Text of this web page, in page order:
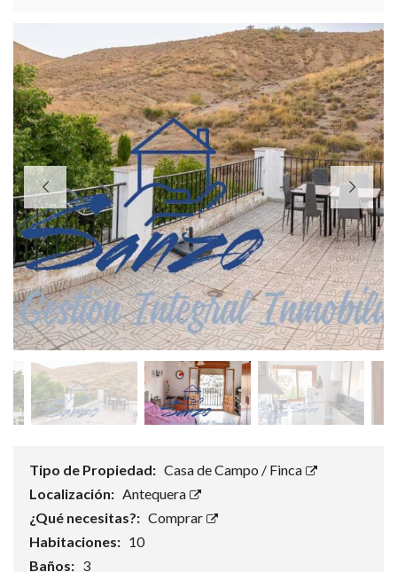
Tipo de Propiedad: Casa de Campo / Finca
Localización: Antequera
¿Qué necesitas?: Comprar
Habitaciones: 10
Baños: 3